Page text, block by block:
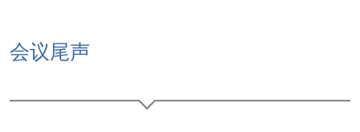
会议尾声